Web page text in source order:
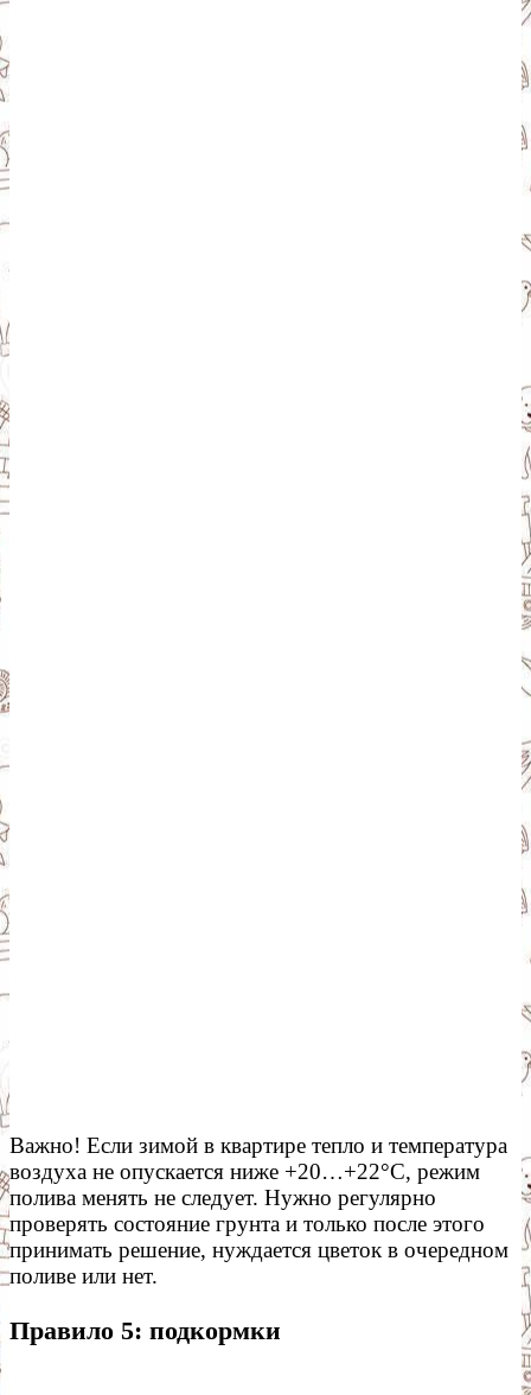
Важно! Если зимой в квартире тепло и температура
воздуха не опускается ниже +20…+22°С, режим
полива менять не следует. Нужно регулярно
проверять состояние грунта и только после этого
принимать решение, нуждается цветок в очередном
поливе или нет.
Правило 5: подкормки